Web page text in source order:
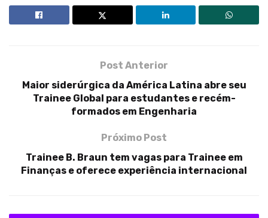
Post Anterior
Maior siderúrgica da América Latina abre seu
Trainee Global para estudantes e recém-
formados em Engenharia
Próximo Post
Trainee B. Braun tem vagas para Trainee em
Finanças e oferece experiência internacional